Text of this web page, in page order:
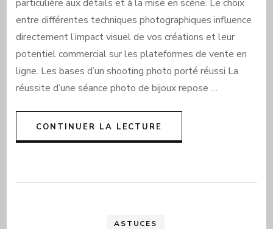
particulière aux détails et à la mise en scène. Le choix
entre différentes techniques photographiques influence
directement l’impact visuel de vos créations et leur
potentiel commercial sur les plateformes de vente en
ligne. Les bases d’un shooting photo porté réussi La
réussite d’une séance photo de bijoux repose …
CONTINUER LA LECTURE
ASTUCES